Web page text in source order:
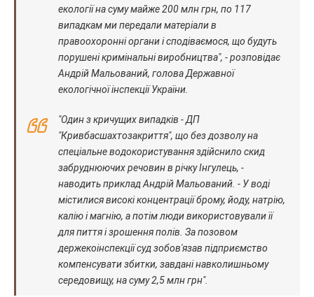
екології на суму майже 200 млн грн, по 117
випадкам ми передали матеріали в
правоохоронні органи і сподіваємося, що будуть
порушені кримінальні виробництва", - розповідає
Андрій Мальований, голова Державної
екологічної інспекції України.
"Один з кричущих випадків - ДП
"Кривбасшахтозакриття", що без дозволу на
спеціальне водокористування здійснило скид
забруднюючих речовин в річку Інгулець, -
наводить приклад Андрій Мальований. - У воді
містилися високі концентрації брому, йоду, натрію,
калію і магнію, а потім люди використовували її
для пиття і зрошення полів. За позовом
держекоінспекції суд зобов'язав підприємство
компенсувати збитки, завдані навколишньому
середовищу, на суму 2,5 млн грн".